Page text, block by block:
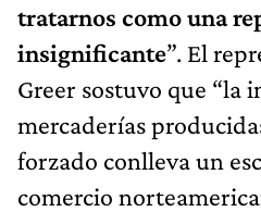
tratarnos como una
insignificante”. El
Greer sostuvo que “la
mercaderías
forzado conlleva un
comercio